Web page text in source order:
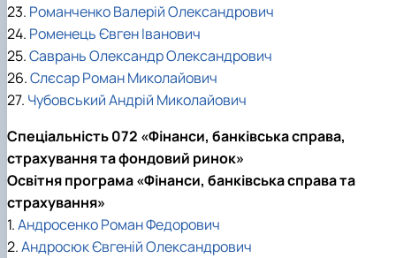
23. Романченко Валерій Олександрович
24. Роменець Євген Іванович
25.Саврань Олександр Олександрович
26.Слєсар Роман Миколайович
27. Чубовський Андрій Миколайович
Спеціальність 072 «Фінанси, банківська справа,
страхування та фондовий ринок»
Освітня програма «Фінанси, банківська справа та
страхування»
1.Андросенко Роман Федорович
2.Андросюк Євгеній Олександрович